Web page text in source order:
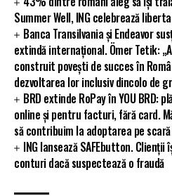
Summer Well, ING celebrează
Banca Transilvania și Endeavor
extindă internațional. Ömer Tetik:
construit povești de succes în
dezvoltarea lor inclusiv dincolo de
BRD extinde RoPay în YOU BRD:
online și pentru facturi, fără card.
să contribuim la adoptarea pe
ING lansează SAFEbutton.
conturi dacă suspectează o fraudă